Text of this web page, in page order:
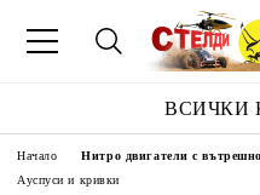
ВСИЧКИ
Начало
Нитро двигатели с
Ауспуси и кривки